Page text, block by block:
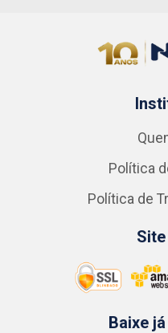
Política
Política de
Baixe